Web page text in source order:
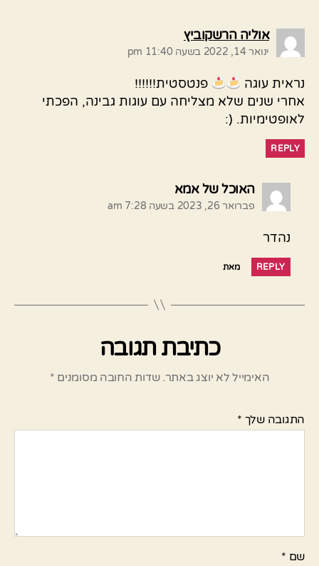
אוליה הרשקוביץאומר:
ינואר 14, 2022 בשעה 11:40 pm
נראית עוגה
פנטסטית!!!!!!
אחרי שנים שלא מצליחה עם עוגות גבינה, הפכתי
לאופטימיות. (:
REPLY
האוכל של אמא
פברואר 26, 2023 בשעה 7:28 am
נהדר
REPLY מאת
כתיבת תגובה
האימייל לא יוצג באתר. שדות החובה מסומנים *
התגובה שלך *
שם *